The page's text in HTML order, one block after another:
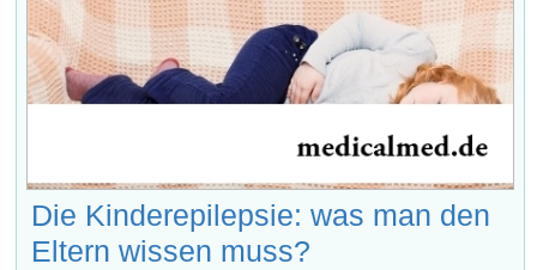
Die Kinderepilepsie: was man den
Eltern wissen muss?